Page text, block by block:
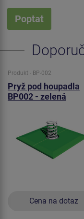
Poptat
Produkt - BP-002
Pryž pod houpadla
BP002 - zelená
Cena na dotaz